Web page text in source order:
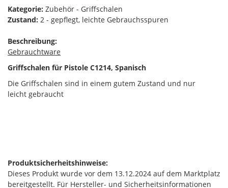
Kategorie: Zubehör - Griffschalen
Zustand: 2 - gepflegt, leichte Gebrauchsspuren
Beschreibung:
Gebrauchtware
Griffschalen für Pistole C1214, Spanisch
Die Griffschalen sind in einem gutem Zustand und nur
leicht gebraucht
Produktsicherheitshinweise:
Dieses Produkt wurde vor dem 13.12.2024 auf dem Marktplatz
bereitgestellt. Für Hersteller- und Sicherheitsinformationen